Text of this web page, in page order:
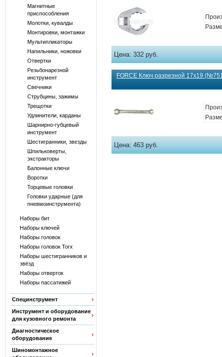
Магнитные
приспособления
Молотки, кувалды
Монтировки, монтажки
Мультипликаторы
Напильники, ножовки
Отвертки
Резьбонарезной
инструмент
Свечники
Струбцины, зажимы
Трещотки
Удлинители, карданы
Шарнирно-губцевый
инструмент
Шестигранники, звезды
Шпильковерты,
экстракторы
Балонные ключи
Воротки
Торцевые головки
Головки ударные (для
пневмоинструмента)
Наборы бит
Наборы ключей
Наборы головок
Наборы головок Torx
Наборы шестигранников и
звёзд
Наборы отверток
Наборы пассатижей
Специнструмент
Инструмент и оборудование
для кузовного ремонта
Диагностическое
оборудование
Шиномонтажное
Цена:332 руб.
FORCE Ключ разрезной 17х19
Цена:463 руб.